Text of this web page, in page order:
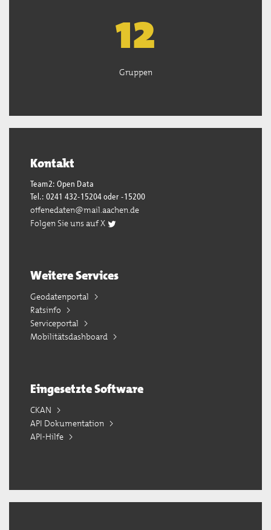
13
Gruppen
Kontakt
Team2: Open Data
Tel.: 0241 432-15204 oder -15200
offenedaten@mail.aachen.de
Folgen Sie uns auf X
Weitere Services
Geodatenportal
Ratsinfo
Serviceportal
Mobilitätsdashboard
Eingesetzte Software
CKAN
API Dokumentation
API-Hilfe